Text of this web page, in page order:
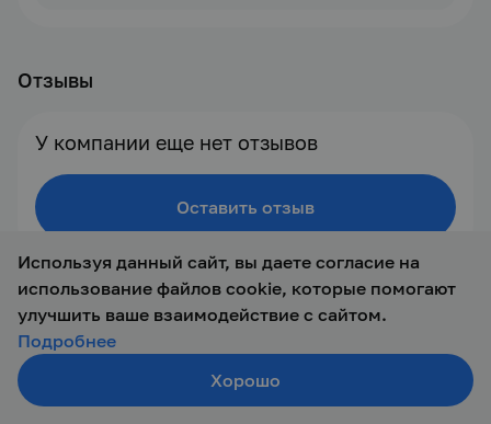
Отзывы
У компании еще нет отзывов
Оставить отзыв
© 2019 — 2026 ООО Талант-М
Используя данный сайт, вы даете согласие на
использование файлов cookie, которые помогают
улучшить ваше взаимодействие с сайтом.
Подробнее
Хорошо